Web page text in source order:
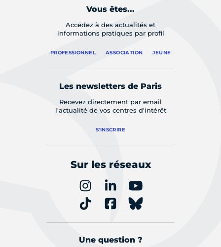
Vous êtes...
Accédez à des actualités et
informations pratiques par profil
PROFESSIONNEL ASSOCIATION JEUNE
Les newsletters de Paris
Recevez directement par email
l'actualité de vos centres d'intérêt
S'INSCRIRE
Sur les réseaux
Une question ?